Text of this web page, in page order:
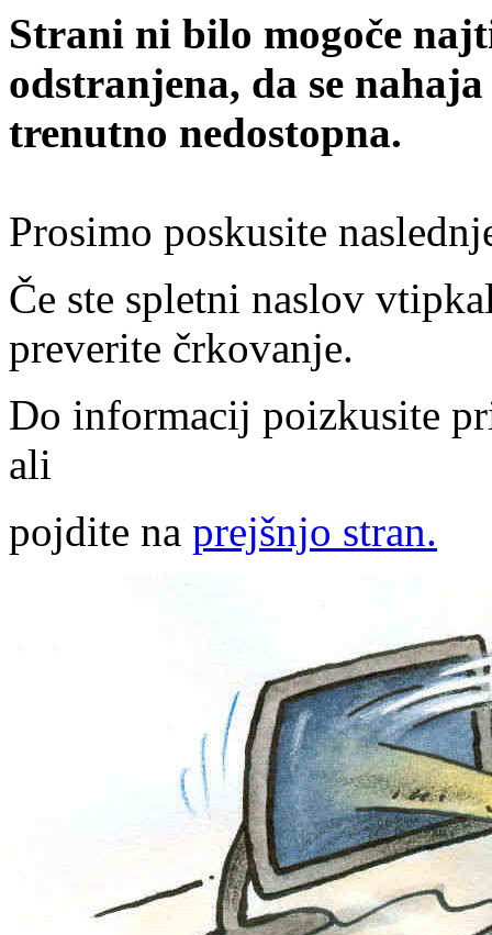
Strani ni bilo mogoče
odstranjena, da se
trenutno nedostopna.
Prosimo poskusite
Če ste spletni naslov
preverite črkovanje.
Do informacij poizkusite
ali
pojdite na prejšnjo stran.